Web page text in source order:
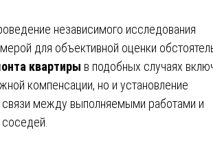
независимого исследования
для объективной оценки
квартиры в подобных случаях
компенсации, но и установление
связи между выполняемыми работами и